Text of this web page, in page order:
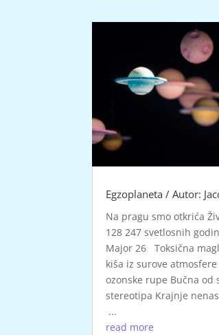
Egzoplaneta / Autor:
Na pragu smo otkrića
128 247 svetlosnih
Major 26 Toksična
kiša iz surove
ozonske rupe Bučna
stereotipa Krajnje
...
read more